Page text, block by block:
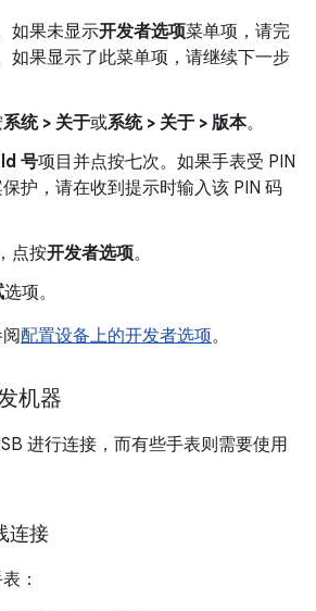
如果未显示开发者选项菜单项，请完
如果显示了此菜单项，请继续下一步
系统 > 关于或系统 > 关于 > 版本。
号项目并点按七次。如果手表受 PIN
护，请在收到提示时输入该 PIN 码
点按开发者选项。
选项。
配置设备上的开发者选项。
机器
进行连接，而有些手表则需要使用
连接
：